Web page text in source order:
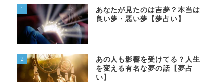
1
あなたが見たのは吉夢？本当は
良い夢・悪い夢【夢占い】
2
あの人も影響を受けてる？人生
を変える有名な夢の話【夢占
い】